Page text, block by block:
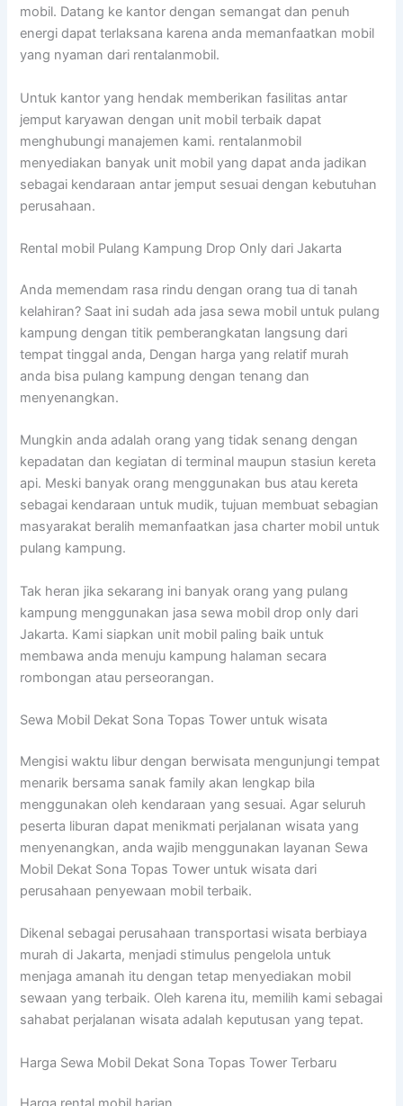
mobil. Datang ke kantor dengan semangat dan penuh
energi dapat terlaksana karena anda memanfaatkan mobil
yang nyaman dari rentalanmobil.
Untuk kantor yang hendak memberikan fasilitas antar
jemput karyawan dengan unit mobil terbaik dapat
menghubungi manajemen kami. rentalanmobil
menyediakan banyak unit mobil yang dapat anda jadikan
sebagai kendaraan antar jemput sesuai dengan kebutuhan
perusahaan.
Rental mobil Pulang Kampung Drop Only dari Jakarta
Anda memendam rasa rindu dengan orang tua di tanah
kelahiran? Saat ini sudah ada jasa sewa mobil untuk pulang
kampung dengan titik pemberangkatan langsung dari
tempat tinggal anda, Dengan harga yang relatif murah
anda bisa pulang kampung dengan tenang dan
menyenangkan.
Mungkin anda adalah orang yang tidak senang dengan
kepadatan dan kegiatan di terminal maupun stasiun kereta
api. Meski banyak orang menggunakan bus atau kereta
sebagai kendaraan untuk mudik, tujuan membuat sebagian
masyarakat beralih memanfaatkan jasa charter mobil untuk
pulang kampung.
Tak heran jika sekarang ini banyak orang yang pulang
kampung menggunakan jasa sewa mobil drop only dari
Jakarta. Kami siapkan unit mobil paling baik untuk
membawa anda menuju kampung halaman secara
rombongan atau perseorangan.
Sewa Mobil Dekat Sona Topas Tower untuk wisata
Mengisi waktu libur dengan berwisata mengunjungi tempat
menarik bersama sanak family akan lengkap bila
menggunakan oleh kendaraan yang sesuai. Agar seluruh
peserta liburan dapat menikmati perjalanan wisata yang
menyenangkan, anda wajib menggunakan layanan Sewa
Mobil Dekat Sona Topas Tower untuk wisata dari
perusahaan penyewaan mobil terbaik.
Dikenal sebagai perusahaan transportasi wisata berbiaya
murah di Jakarta, menjadi stimulus pengelola untuk
menjaga amanah itu dengan tetap menyediakan mobil
sewaan yang terbaik. Oleh karena itu, memilih kami sebagai
sahabat perjalanan wisata adalah keputusan yang tepat.
Harga Sewa Mobil Dekat Sona Topas Tower Terbaru